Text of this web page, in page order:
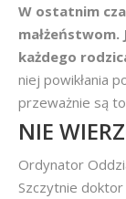
W ostatnim
małżeństwom.
każdego
niej powikłania
przeważnie są
NIE
Ordynator
Szczytnie